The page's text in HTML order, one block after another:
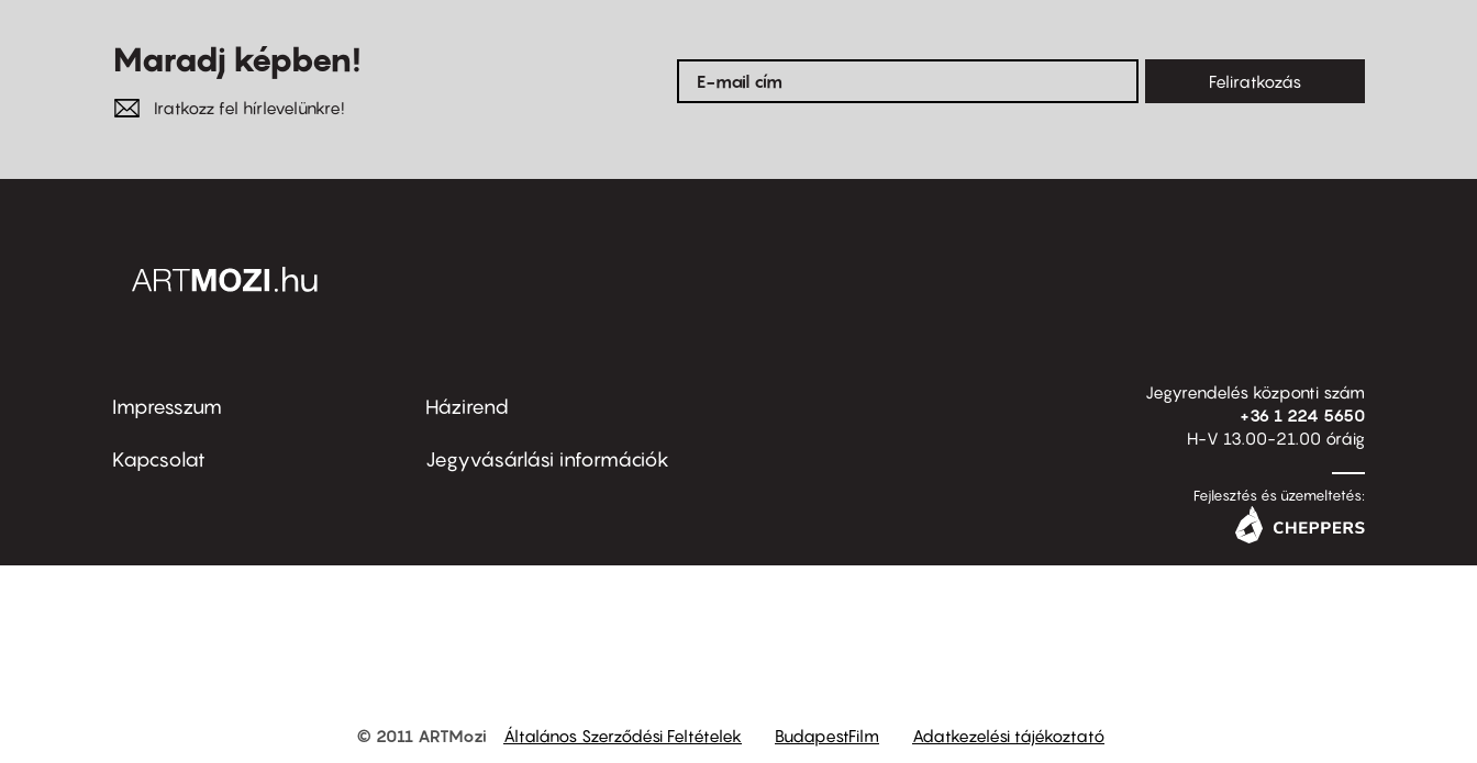
Maradj képben!
Iratkozz fel hírlevelünkre!
Feliratkozás
Footer
menu
Impresszum
Kapcsolat
Footer
menu
Házirend
Jegyvásárlási információk
Jegyrendelés központi szám
+36 1 224 5650
H-V 13.00-21.00 óráig
Fejlesztés és üzemeltetés:
© 2011 ARTMozi Általános Szerződési Feltételek BudapestFilm Adatkezelési tájékoztató